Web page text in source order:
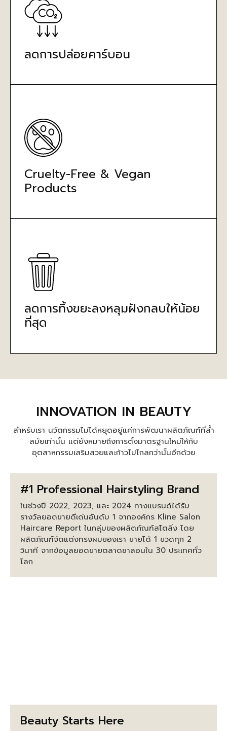
ลดการปล่อยคาร์บอน
Cruelty-Free & Vegan
Products
ลดการทิ้งขยะลงหลุมฝังกลบให้น้อย
ที่สุด
INNOVATION IN BEAUTY
สำหรับเรา นวัตกรรมไม่ได้หยุดอยู่แค่การพัฒนาผลิตภัณฑ์ที่ล้ำ
สมัยเท่านั้น แต่ยังหมายถึงการตั้งมาตรฐานใหม่ให้กับ
อุตสาหกรรมเสริมสวยและก้าวไปไกลกว่านั้นอีกด้วย
#1 Professional Hairstyling Brand
ในช่วงปี 2022, 2023, และ 2024 ทางแบรนด์ได้รับ
รางวัลยอดขายดีเด่นอันดับ 1 จากองค์กร Kline Salon
Haircare Report ในกลุ่มของผลิตภัณฑ์สไตลิ่ง โดย
ผลิตภัณฑ์จัดแต่งทรงผมของเรา ขายได้ 1 ขวดทุก 2
วินาที จากข้อมูลยอดขายตลาดซาลอนใน 30 ประเทศทั่ว
โลก
Beauty Starts Here